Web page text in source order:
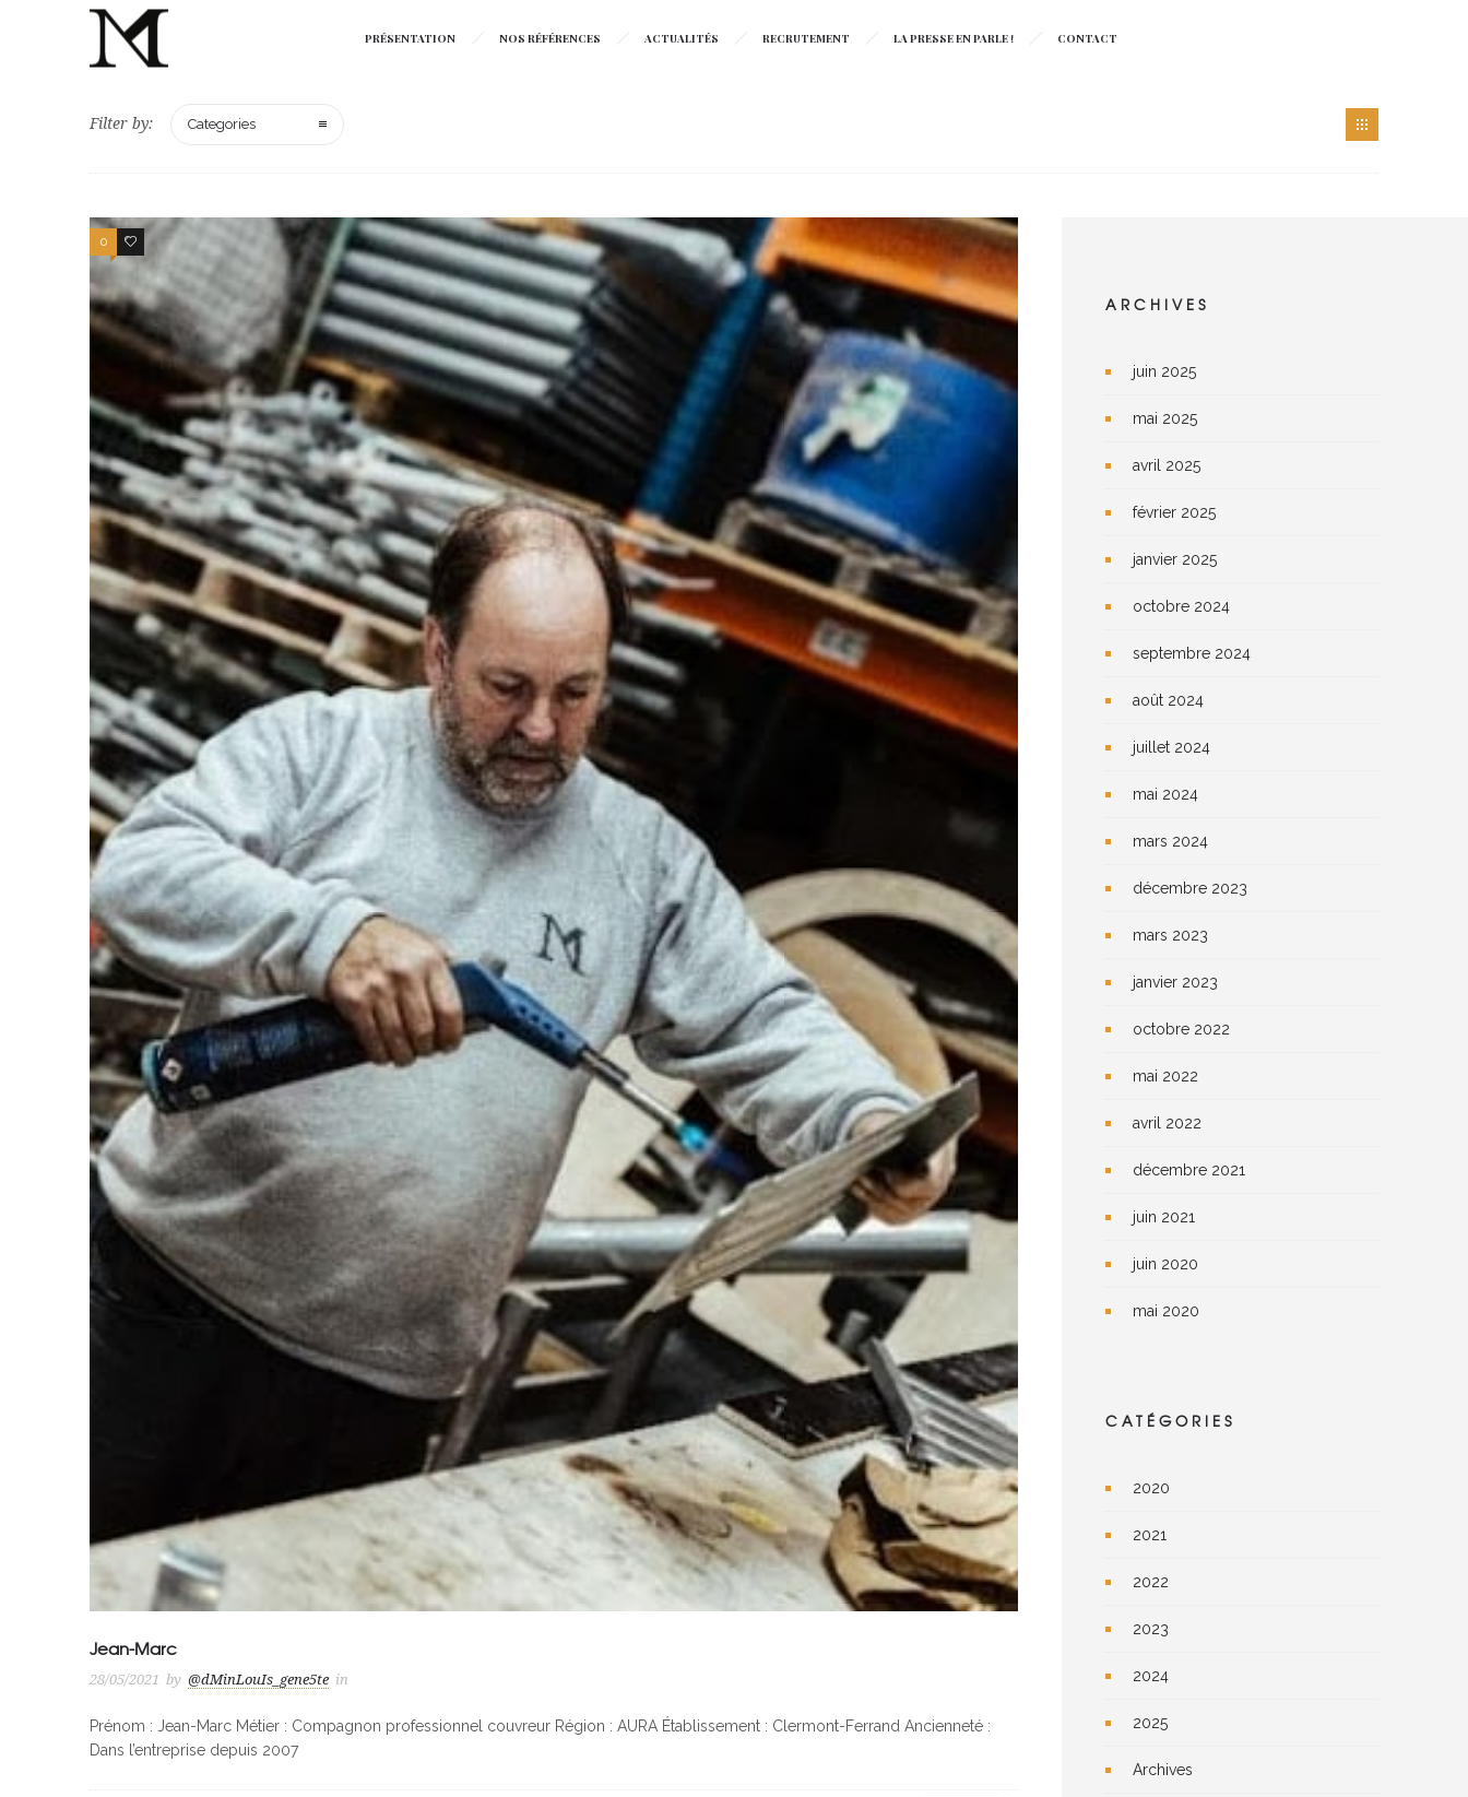
PRÉSENTATION NOS RÉFÉRENCES ACTUALITÉS RECRUTEMENT LA PRESSE EN PARLE ! CONTACT
Filter by: Categories
0 0
Jean-Marc
28/05/2021 by @dMinLouIs_gene5te in
Prénom : Jean-Marc Métier : Compagnon professionnel couvreur Région : AURA Établissement : Clermont-Ferrand Ancienneté :
Dans l’entreprise depuis 2007
ARCHIVES
juin 2025
mai 2025
avril 2025
février 2025
janvier 2025
octobre 2024
septembre 2024
août 2024
juillet 2024
mai 2024
mars 2024
décembre 2023
mars 2023
janvier 2023
octobre 2022
mai 2022
avril 2022
décembre 2021
juin 2021
juin 2020
mai 2020
CATÉGORIES
2020
2021
2022
2023
2024
2025
Archives